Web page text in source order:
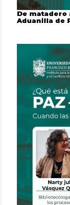
De
Aduanilla de